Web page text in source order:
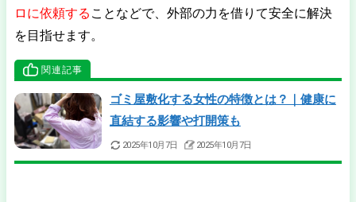
ロに依頼する ことなどで、外部の力を借りて安全に解決
を目指せます。
関連記事
ゴミ屋敷化する女性の特徴とは？｜健康に
直結する影響や打開策も
2025年10月7日 2025年10月7日